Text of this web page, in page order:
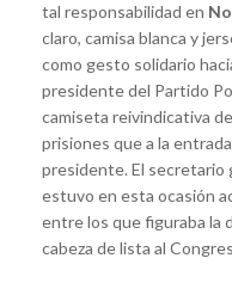
tal responsabilidad en
claro, camisa blanca y
como gesto solidario
presidente del Partido
camiseta reivindicativa
prisiones que a la
presidente. El secretario
estuvo en esta ocasión
entre los que figuraba la
cabeza de lista al